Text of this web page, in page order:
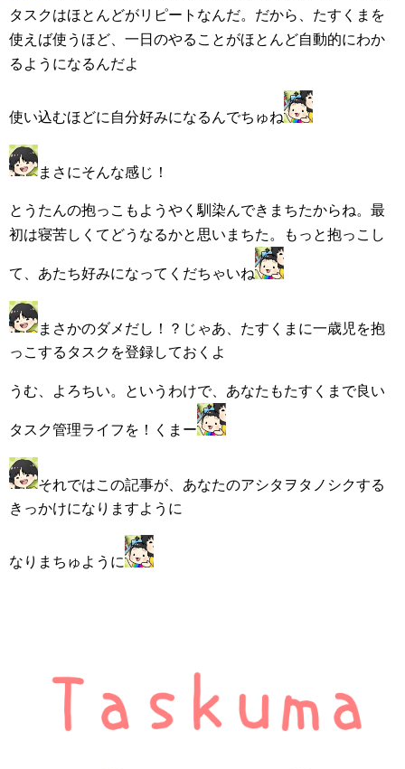
タスクはほとんどがリピートなんだ。だから、たすくまを
使えば使うほど、一日のやることがほとんど自動的にわか
るようになるんだよ
使い込むほどに自分好みになるんでちゅね
まさにそんな感じ！
とうたんの抱っこもようやく馴染んできまちたからね。最
初は寝苦しくてどうなるかと思いまちた。もっと抱っこし
て、あたち好みになってくだちゃいね
まさかのダメだし！？じゃあ、たすくまに一歳児を抱
っこするタスクを登録しておくよ
うむ、よろちい。というわけで、あなたもたすくまで良い
タスク管理ライフを！くまー
それではこの記事が、あなたのアシタヲタノシクする
きっかけになりますように
なりまちゅように